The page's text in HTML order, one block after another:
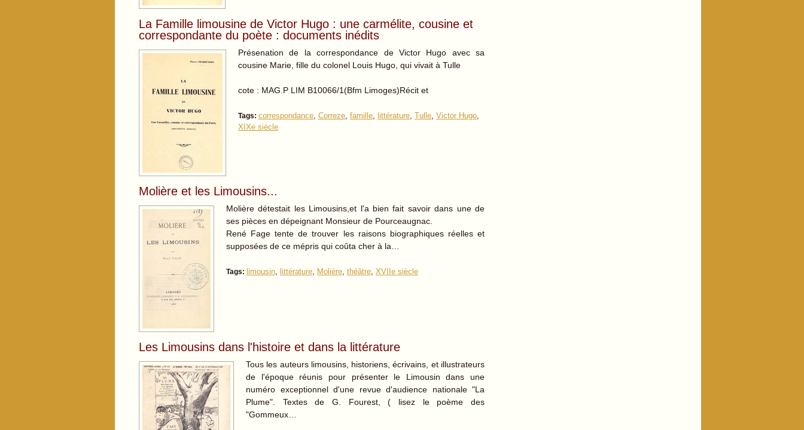
La Famille limousine de Victor Hugo : une carmélite, cousine et
correspondante du poète : documents inédits
Présenation de la correspondance de Victor Hugo avec sa
cousine Marie, fille du colonel Louis Hugo, qui vivait à Tulle
cote : MAG.P LIM B10066/1(Bfm Limoges)Récit et
Tags: correspondance Correze famille littérature Tulle Victor Hugo
XIXe siècle
Molière et les Limousins...
Molière détestait les Limousins,et l'a bien fait savoir dans une de
ses pièces en dépeignant Monsieur de Pourceaugnac.
René Fage tente de trouver les raisons biographiques réelles et
supposées de ce mépris qui coûta cher à la…
Tags: limousin littérature Molière théâtre XVIIe siècle
Les Limousins dans l'histoire et dans la littérature
Tous les auteurs limousins, historiens, écrivains, et illustrateurs
de l'époque réunis pour présenter le Limousin dans une
numéro exceptionnel d'une revue d'audience nationale "La
Plume". Textes de G. Fourest, ( lisez le poème des
"Gommeux…